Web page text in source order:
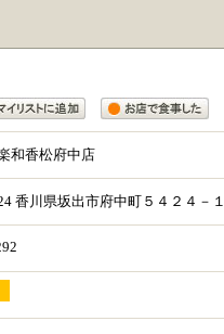
和香松府中店
香川県坂出市府中町５４２４－１